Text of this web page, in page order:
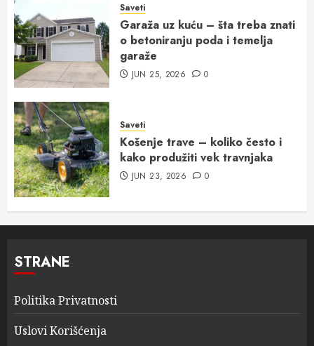
Saveti
Garaža uz kuću – šta treba znati
o betoniranju poda i temelja
garaže
JUN 25, 2026 0
Saveti
Košenje trave – koliko često i
kako produžiti vek travnjaka
JUN 23, 2026 0
STRANE
Politika Privatnosti
Uslovi Korišćenja